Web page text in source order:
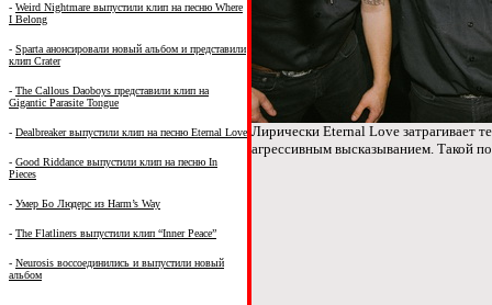
- Weird Nightmare выпустили клип на песню Where
I Belong
- Sparta анонсировали новый альбом и представили
клип Crater
- The Callous Daoboys представили клип на
Gigantic Parasite Tongue
- Dealbreaker выпустили клип на песню Eternal Love
- Good Riddance выпустили клип на песню In
Pieces
- Умер Бо Людерс из Harm’s Way
- The Flatliners выпустили клип “Inner Peace”
- Neurosis воссоединились и выпустили новый
альбом
Лирически Eternal Love затрагивает
агрессивным высказыванием. Такой